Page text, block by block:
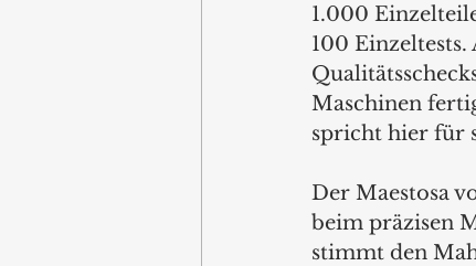
1.000
100
Maschinen
spricht hier für
Der Maestosa
beim präzisen
stimmt den